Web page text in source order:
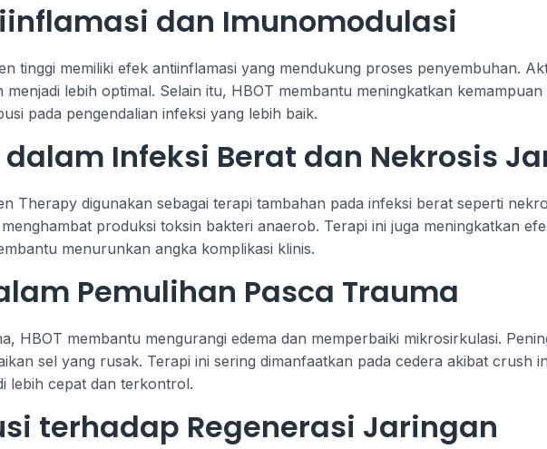
dan Imunomodulasi
tinggi memiliki efek antiinflamasi yang mendukung proses penyembuhan.
lebih optimal. Selain itu, HBOT membantu meningkatkan kemampuan
pada pengendalian infeksi yang lebih baik.
Infeksi Berat dan Nekrosis
Therapy digunakan sebagai terapi tambahan pada infeksi berat seperti
produksi toksin bakteri anaerob. Terapi ini juga meningkatkan
menurunkan angka komplikasi klinis.
Pemulihan Pasca Trauma
HBOT membantu mengurangi edema dan memperbaiki mikrosirkulasi.
sel yang rusak. Terapi ini sering dimanfaatkan pada cedera akibat crush
lebih cepat dan terkontrol.
terhadap Regenerasi Jaringan